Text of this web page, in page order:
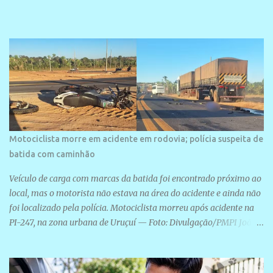
Motociclista morre em acidente em rodovia; polícia suspeita de
batida com caminhão
Veículo de carga com marcas da batida foi encontrado próximo ao
local, mas o motorista não estava na área do acidente e ainda não
foi localizado pela polícia. Motociclista morreu após acidente na
PI-247, na zona urbana de Uruçuí — Foto: Divulgação/PMPI João
A Polícia Militar informou que um caminhão com marcas de